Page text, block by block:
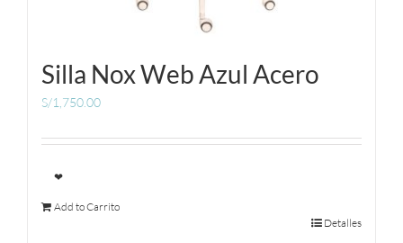
Silla Nox Web Azul Acero
S/1,750.00
❤
Add to Carrito
Detalles